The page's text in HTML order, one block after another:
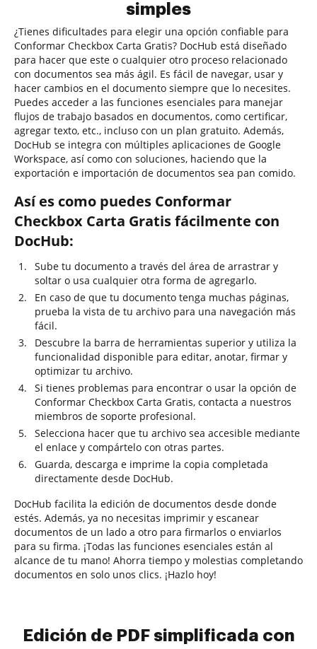
simples
¿Tienes dificultades para elegir una opción confiable para
Conformar Checkbox Carta Gratis? DocHub está diseñado
para hacer que este o cualquier otro proceso relacionado
con documentos sea más ágil. Es fácil de navegar, usar y
hacer cambios en el documento siempre que lo necesites.
Puedes acceder a las funciones esenciales para manejar
flujos de trabajo basados en documentos, como certificar,
agregar texto, etc., incluso con un plan gratuito. Además,
DocHub se integra con múltiples aplicaciones de Google
Workspace, así como con soluciones, haciendo que la
exportación e importación de documentos sea pan comido.
Así es como puedes Conformar
Checkbox Carta Gratis fácilmente con
DocHub:
Sube tu documento a través del área de arrastrar y
soltar o usa cualquier otra forma de agregarlo.
En caso de que tu documento tenga muchas páginas,
prueba la vista de tu archivo para una navegación más
fácil.
Descubre la barra de herramientas superior y utiliza la
funcionalidad disponible para editar, anotar, firmar y
optimizar tu archivo.
Si tienes problemas para encontrar o usar la opción de
Conformar Checkbox Carta Gratis, contacta a nuestros
miembros de soporte profesional.
Selecciona hacer que tu archivo sea accesible mediante
el enlace y compártelo con otras partes.
Guarda, descarga e imprime la copia completada
directamente desde DocHub.
DocHub facilita la edición de documentos desde donde
estés. Además, ya no necesitas imprimir y escanear
documentos de un lado a otro para firmarlos o enviarlos
para su firma. ¡Todas las funciones esenciales están al
alcance de tu mano! Ahorra tiempo y molestias completando
documentos en solo unos clics. ¡Hazlo hoy!
Edición de PDF simplificada con